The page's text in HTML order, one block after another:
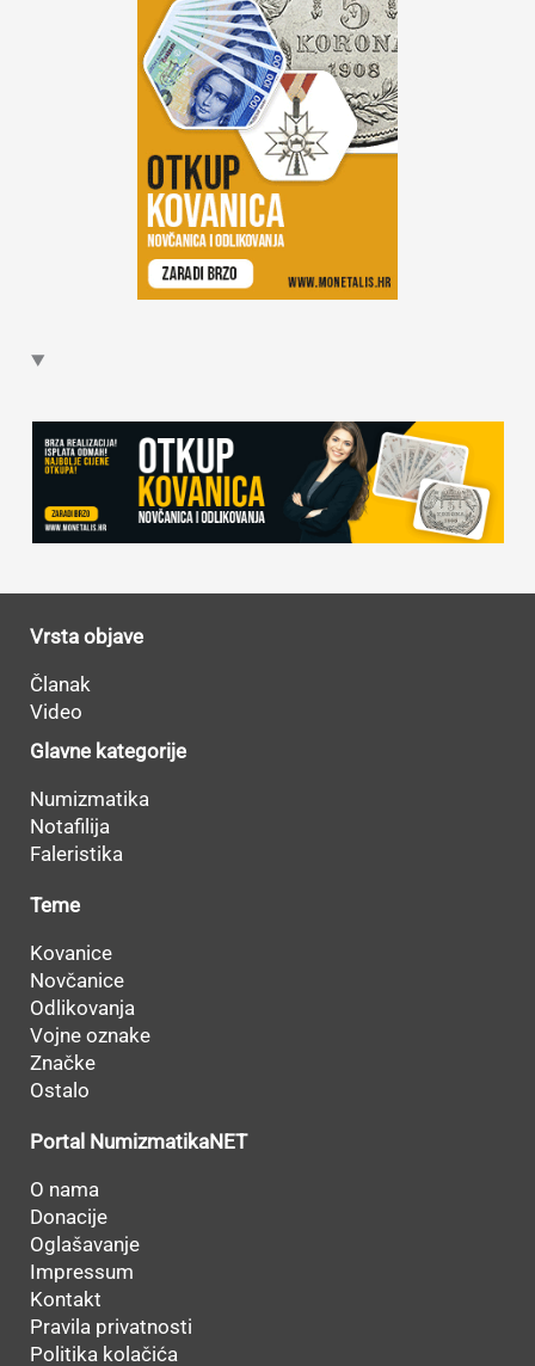
Vrsta objave
Članak
Video
Glavne kategorije
Numizmatika
Notafilija
Faleristika
Teme
Kovanice
Novčanice
Odlikovanja
Vojne oznake
Značke
Ostalo
Portal NumizmatikaNET
O nama
Donacije
Oglašavanje
Impressum
Kontakt
Pravila privatnosti
Politika kolačića